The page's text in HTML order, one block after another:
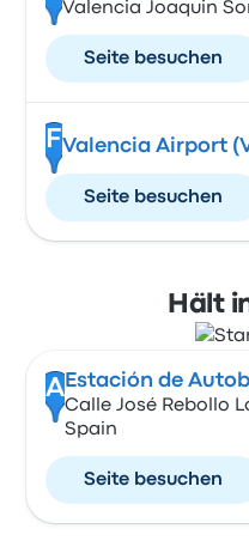
Valencia Joaquin
Seite besuchen
F Valencia Airport
Seite besuchen
Hält
A Estación de
Calle José Rebollo
Spain
Seite besuchen